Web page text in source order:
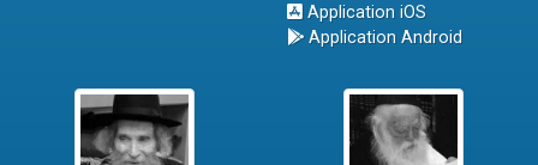
Application iOS
Application Android